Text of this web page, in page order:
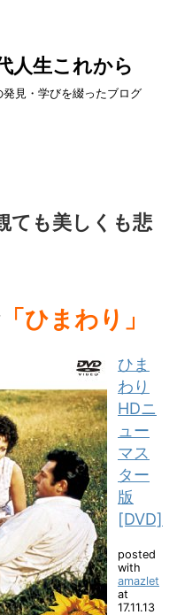
人生これから
見・学びを綴ったブログ
ても美しくも悲
「ひまわり」
ひま
わり
HDニ
ュー
マス
ター
版
[DVD]
posted
with
amazlet
at
17.11.13